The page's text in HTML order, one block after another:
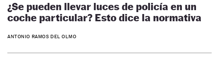
¿Se pueden llevar luces de policía en un
coche particular? Esto dice la normativa
ANTONIO RAMOS DEL OLMO